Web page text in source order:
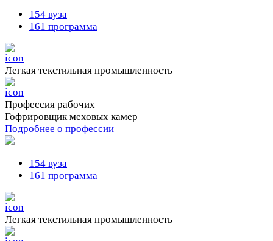
154 вуза
161 программа
Легкая текстильная промышленность
Профессия рабочих
Гофрировщик меховых камер
Подробнее о профессии
154 вуза
161 программа
Легкая текстильная промышленность